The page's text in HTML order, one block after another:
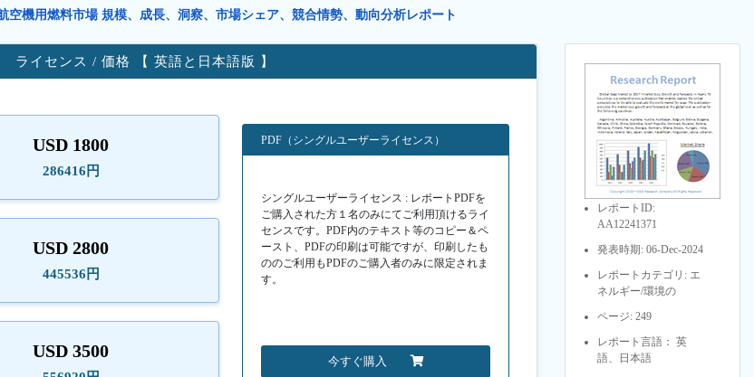
空機用燃料市場 規模、成長、洞察、市場シェア、競合情勢、動向分析レポート
ライセンス / 価格 【 英語と日本語版 】
USD 1800
286416円
USD 2800
445536円
USD 3500
PDF（シングルユーザーライセンス）
シングルユーザーライセンス : レポートPDFを
ご購入された方１名のみにてご利用頂けるライ
センスです。PDF内のテキスト等のコピー＆ペ
ースト、PDFの印刷は可能ですが、印刷したも
ののご利用もPDFのご購入者のみに限定されま
す。
今すぐ購入
レポートID:
AA12241371
発表時期: 06-Dec-2024
レポートカテゴリ: エ
ネルギー/環境の
ページ: 249
レポート言語： 英
語、日本語